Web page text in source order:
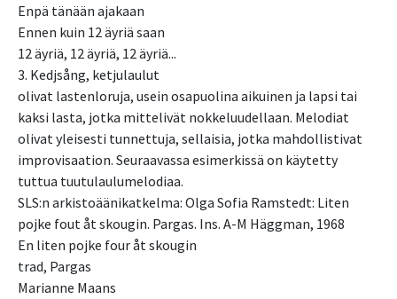
Enpä tänään ajakaan
Ennen kuin 12 äyriä saan
12 äyriä, 12 äyriä, 12 äyriä...
3. Kedjsång, ketjulaulut
olivat lastenloruja, usein osapuolina aikuinen ja lapsi tai
kaksi lasta, jotka mittelivät nokkeluudellaan. Melodiat
olivat yleisesti tunnettuja, sellaisia, jotka mahdollistivat
improvisaation. Seuraavassa esimerkissä on käytetty
tuttua tuutulaulumelodiaa.
SLS:n arkistoäänikatkelma: Olga Sofia Ramstedt: Liten
pojke fout åt skougin. Pargas. Ins. A-M Häggman, 1968
En liten pojke four åt skougin
trad, Pargas
Marianne Maans